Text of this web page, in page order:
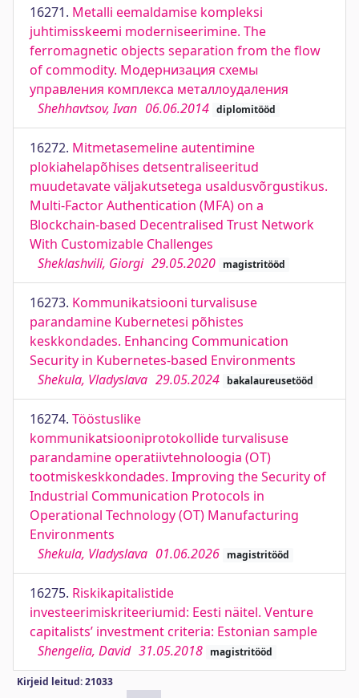
16271. Metalli eemaldamise kompleksi
juhtimisskeemi moderniseerimine. The
ferromagnetic objects separation from the flow
of commodity. Модернизация схемы
управления комплекса металлоудаления
Shehhavtsov, Ivan 06.06.2014 diplomitööd
16272. Mitmetasemeline autentimine
plokiahelapõhises detsentraliseeritud
muudetavate väljakutsetega usaldusvõrgustikus.
Multi-Factor Authentication (MFA) on a
Blockchain-based Decentralised Trust Network
With Customizable Challenges
Sheklashvili, Giorgi 29.05.2020 magistritööd
16273. Kommunikatsiooni turvalisuse
parandamine Kubernetesi põhistes
keskkondades. Enhancing Communication
Security in Kubernetes-based Environments
Shekula, Vladyslava 29.05.2024 bakalaureusetööd
16274. Tööstuslike
kommunikatsiooniprotokollide turvalisuse
parandamine operatiivtehnoloogia (OT)
tootmiskeskkondades. Improving the Security of
Industrial Communication Protocols in
Operational Technology (OT) Manufacturing
Environments
Shekula, Vladyslava 01.06.2026 magistritööd
16275. Riskikapitalistide
investeerimiskriteeriumid: Eesti näitel. Venture
capitalists’ investment criteria: Estonian sample
Shengelia, David 31.05.2018 magistritööd
Kirjeid leitud: 21033